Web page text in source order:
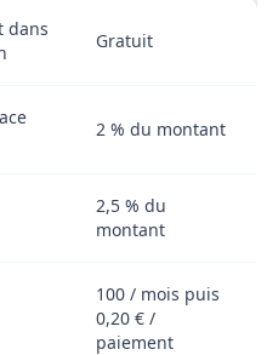
dans
Gratuit
2 % du montant
2,5 % du
montant
100 / mois puis
0,20 € /
paiement